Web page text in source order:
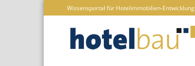
Wissensportal für Hotelimmobilien-Entwicklung